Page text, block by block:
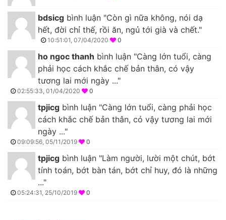
bdsicg bình luận "Còn gì nữa không, nói dạ
hết, đời chỉ thế, rồi ăn, ngủ tới già và chết."
10:51:01, 07/04/2020 0
ho ngoc thanh bình luận "Càng lớn tuổi, càng
phải học cách khắc chế bản thân, có vậy
tương lai mới ngày ..."
02:55:33, 01/04/2020 0
tpjicg bình luận "Càng lớn tuổi, càng phải học
cách khắc chế bản thân, có vậy tương lai mới
ngày ..."
09:09:56, 05/11/2019 0
tpjicg bình luận "Làm người, lười một chút, bớt
tính toán, bớt bàn tán, bớt chỉ huy, đó là những
..."
05:24:31, 25/10/2019 0